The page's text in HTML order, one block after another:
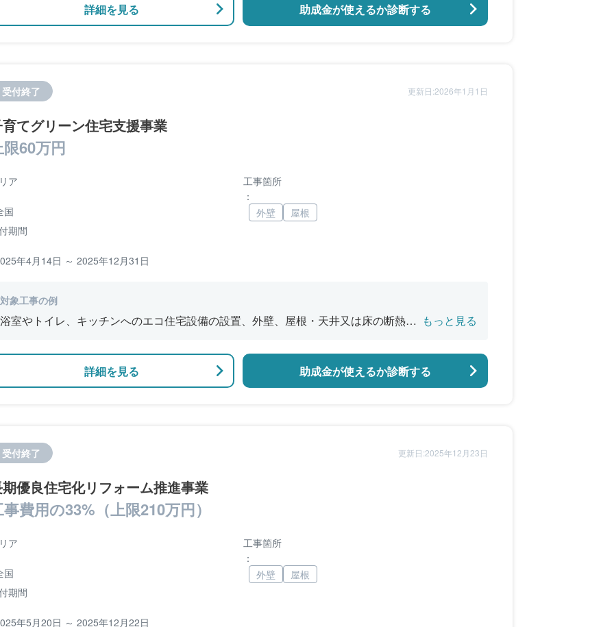
詳細を見る 助成金が使えるか診断する
受付終了 更新日:2026年1月1日
てグリーン住宅支援事業
60万円
ア
国
期間
年4月14日 ～ 2025年12月31日
工事箇所
：
外壁
屋根
対象工事の例
浴室やトイレ、キッチンへのエコ住宅設備の設置、外壁、屋根・天井又は床の断熱改 もっと見る
詳細を見る 助成金が使えるか診断する
受付終了 更新日:2025年12月23日
優良住宅化リフォーム推進事業
費用の33%（上限210万円）
ア
国
期間
年5月20日 ～ 2025年12月22日
工事箇所
：
外壁
屋根